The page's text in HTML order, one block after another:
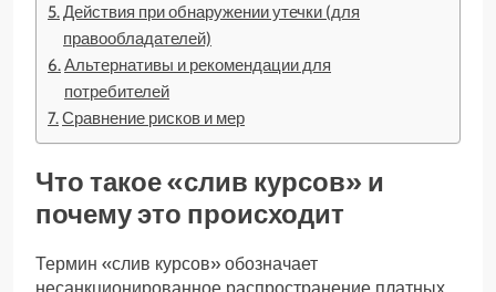
Действия при обнаружении утечки (для
правообладателей)
Альтернативы и рекомендации для
потребителей
Сравнение рисков и мер
Что такое «слив курсов» и
почему это происходит
Термин «слив курсов» обозначает